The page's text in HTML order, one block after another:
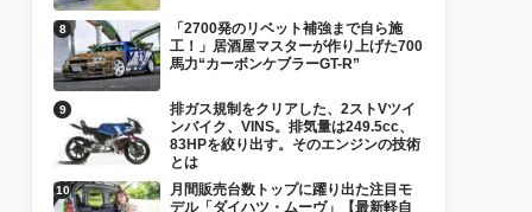
「2700発のリベット補強まで自ら施
工！」居酒屋マスターが作り上げた700
馬力“カーボンケブラーGT-R”
排ガス規制をクリアした、2ストVツイ
ンバイク、VINS。排気量は249.5cc、
83HPを絞り出す。そのエンジンの技術
とは
月間販売台数トップに躍り出た注目モ
デル「ダイハツ・ムーヴ」【最新軽自